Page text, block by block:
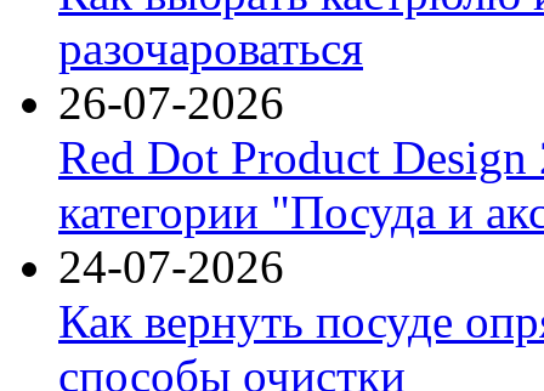
разочароваться
26-07-2026
Red Dot Product Design
категории "Посуда и
24-07-2026
Как вернуть посуде
способы очистки